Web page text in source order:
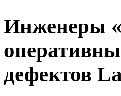
Инженеры
дефектов